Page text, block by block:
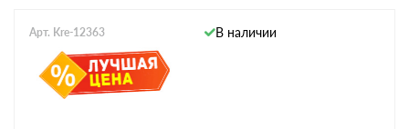
Арт. Kre-12363 В наличии